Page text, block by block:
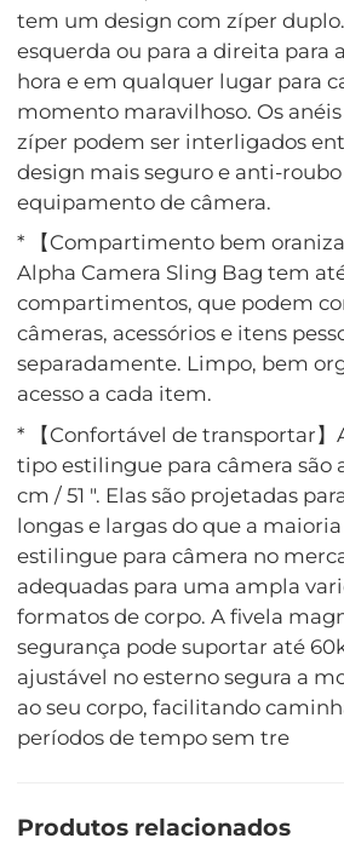
tem um design com zíper
esquerda ou para a direita para
hora e em qualquer lugar para
momento maravilhoso. Os
zíper podem ser interligados
design mais seguro e anti-roubo
equipamento de câmera.
* 【Compartimento bem
Alpha Camera Sling Bag tem
compartimentos, que podem
câmeras, acessórios e itens
separadamente. Limpo, bem
acesso a cada item.
* 【Confortável de transportar】
tipo estilingue para câmera são
cm / 51 ". Elas são projetadas
longas e largas do que a
estilingue para câmera no
adequadas para uma ampla
formatos de corpo. A fivela
segurança pode suportar até
ajustável no esterno segura a
ao seu corpo, facilitando
períodos de tempo sem tre
Produtos relacionados